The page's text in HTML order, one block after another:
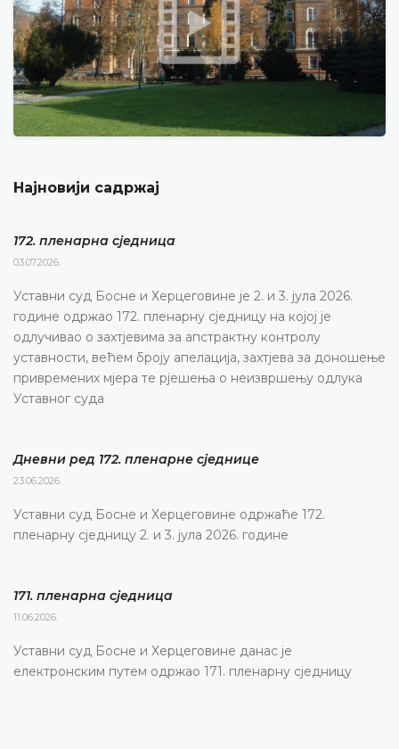
Најновији садржај
172. пленарна сједницa
03.07.2026.
Уставни суд Босне и Херцеговине је 2. и 3. јула 2026.
године одржао 172. пленарну сједницу на којој је
одлучивао о захтјевима за апстрактну контролу
уставности, већем броју апелација, захтјева за доношење
привремених мјера те рјешења о неизвршењу одлука
Уставног суда
Дневни ред 172. пленарне сједнице
23.06.2026.
Уставни суд Босне и Херцеговине одржаће 172.
пленарну сједницу 2. и 3. јула 2026. године
171. пленарна сједницa
11.06.2026.
Уставни суд Босне и Херцеговине данас је
електронским путем одржао 171. пленарну сједницу